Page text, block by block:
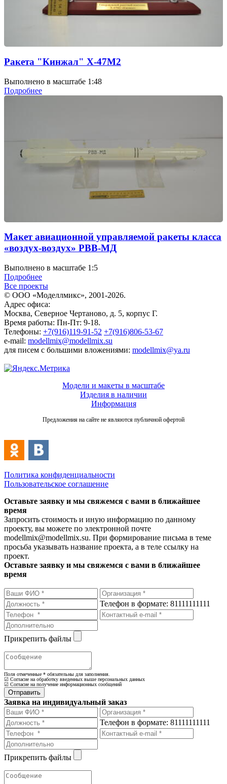
Ракета "Кинжал" Х-47М2
Выполнено в масштабе 1:48
Подробнее
Макет авиационной управляемой ракеты класса
«воздух-воздух» РВВ-МД
Выполнено в масштабе 1:5
Подробнее
Все проекты
© ООО «Моделлмикс», 2001-2026.
Адрес офиса:
Москва, Северное Чертаново, д. 5, корпус Г.
Время работы: Пн-Пт: 9-18.
Телефоны: +7(916)119-91-52 +7(916)806-53-67
e-mail: modellmix@modellmix.su
для писем с большими вложениями: modellmix@ya.ru
Модели и макеты в масштабе
Изделия в наличии
Информация
Предложения на сайте не являются публичной офертой
Политика конфиденциальности
Пользовательское соглашение
Оставьте заявку и мы свяжемся с вами в ближайшее
время
Запросить стоимость и иную информацию по данному
проекту, вы можете по электронной почте
modellmix@modellmix.su. При формирование письма в теме
просьба указывать название проекта, а в теле ссылку на
проект.
Оставьте заявку и мы свяжемся с вами в ближайшее
время
Телефон в формате: 81111111111
Прикрепить файлы
Поля отмеченные * обязательны для заполнения.
☑ Согласие на обработку введенных выше персональных данных
☑ Согласие на получение информационных сообщений
Заявка на индивидуальный заказ
Телефон в формате: 81111111111
Прикрепить файлы